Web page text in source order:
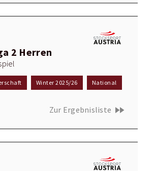
2 Herren
Winter 2025/26 National
Zur Ergebnisliste fast_forward